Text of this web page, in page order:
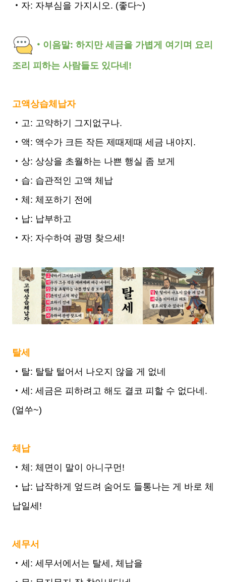
‧자: 자부심을 가지시오. (좋다~)
‧이음말: 하지만 세금을 가볍게 여기며 요리
조리 피하는 사람들도 있다네!
고액상습체납자
‧고: 고약하기 그지없구나.
‧액: 액수가 크든 작든 제때제때 세금 내야지.
‧상: 상상을 초월하는 나쁜 행실 좀 보게
‧습: 습관적인 고액 체납
‧체: 체포하기 전에
‧납: 납부하고
‧자: 자수하여 광명 찾으세!
탈세
‧탈: 탈탈 털어서 나오지 않을 게 없네
‧세: 세금은 피하려고 해도 결코 피할 수 없다네.
(얼쑤~)
체납
‧체: 체면이 말이 아니구먼!
‧납: 납작하게 엎드려 숨어도 들통나는 게 바로 체
납일세!
세무서
‧세: 세무서에서는 탈세, 체납을